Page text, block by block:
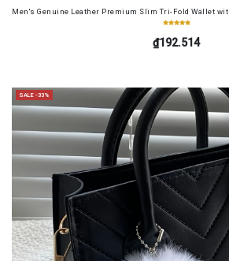
Men's Genuine Leather Premium Slim Tri-Fold Wallet
₫192.514
SALE -33%